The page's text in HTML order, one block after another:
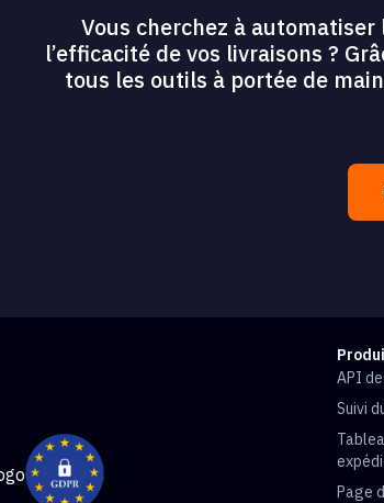
Vous cherchez à
l’efficacité de vos livraisons ?
tous les outils à portée de
API
Suivi
Page